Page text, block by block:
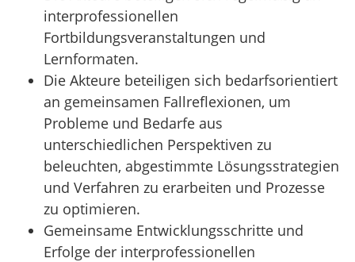
interprofessionellen
Fortbildungsveranstaltungen und
Lernformaten.
Die Akteure beteiligen sich bedarfsorientiert
an gemeinsamen Fallreflexionen, um
Probleme und Bedarfe aus
unterschiedlichen Perspektiven zu
beleuchten, abgestimmte Lösungsstrategien
und Verfahren zu erarbeiten und Prozesse
zu optimieren.
Gemeinsame Entwicklungsschritte und
Erfolge der interprofessionellen